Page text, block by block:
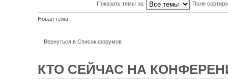
Показать темы за: Поле
Новая тема
Вернуться в Список форумов
КТО СЕЙЧАС НА